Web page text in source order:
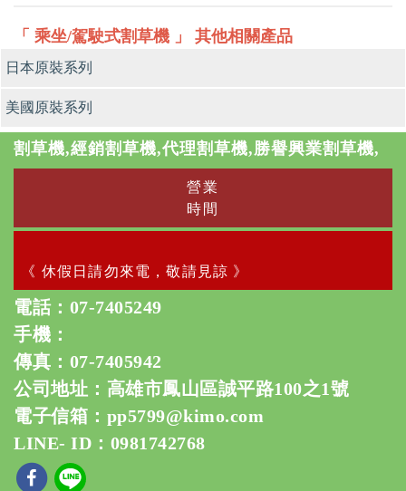
「 乘坐/駕駛式割草機 」 其他相關產品
日本原裝系列
美國原裝系列
割草機,經銷割草機,代理割草機,勝譽興業割草機,
營業
時間
《 休假日請勿來電，敬請見諒 》
電話： 07-7405249
手機：
傳真：07-7405942
公司地址：高雄市鳳山區誠平路100之1號
電子信箱： pp5799@kimo.com
LINE- ID：0981742768